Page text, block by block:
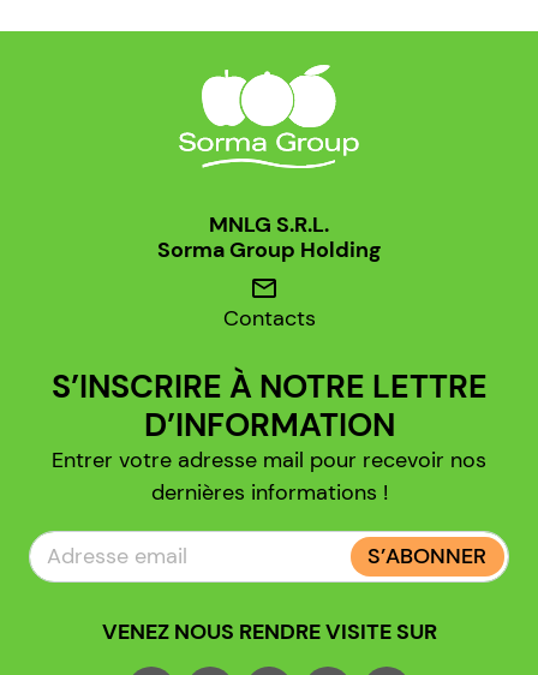
MNLG S.R.L.
Sorma Group Holding
mail
Contacts
S’INSCRIRE À NOTRE LETTRE
D’INFORMATION
Entrer votre adresse mail pour recevoir nos
dernières informations !
S’ABONNER
VENEZ NOUS RENDRE VISITE SUR